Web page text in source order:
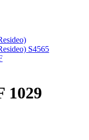
S4565
1029